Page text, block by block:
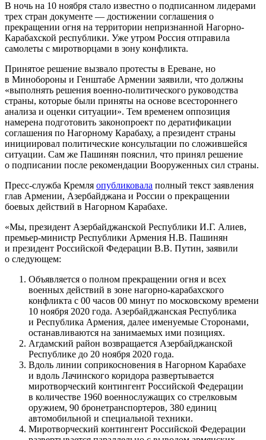
В ночь на 10 ноября стало известно о подписанном лидерами
трех стран документе — достижении соглашения о
прекращении огня на территории непризнанной Нагорно-
Карабахской республики. Уже утром Россия отправила
самолеты с миротворцами в зону конфликта.
Принятое решение вызвало протесты в Ереване, но
в Минобороны и Генштабе Армении заявили, что должны
«выполнять решения военно-политического руководства
страны, которые были приняты на основе всестороннего
анализа и оценки ситуации». Тем временем оппозиция
намерена подготовить законопроект по дератификации
соглашения по Нагорному Карабаху, а президент страны
инициировал политические консультации по сложившейся
ситуации. Сам же Пашинян пояснил, что принял решение
о подписании после рекомендации Вооруженных сил страны.
Пресс-служба Кремля опубликовала полный текст заявления
глав Армении, Азербайджана и России о прекращении
боевых действий в Нагорном Карабахе.
«Мы, президент Азербайджанской Республики И.Г. Алиев,
премьер-министр Республики Армения Н.В. Пашинян
и президент Российской Федерации В.В. Путин, заявили
о следующем:
Объявляется о полном прекращении огня и всех
военных действий в зоне нагорно-карабахского
конфликта с 00 часов 00 минут по московскому времени
10 ноября 2020 года. Азербайджанская Республика
и Республика Армения, далее именуемые Сторонами,
останавливаются на занимаемых ими позициях.
Агдамский район возвращается Азербайджанской
Республике до 20 ноября 2020 года.
Вдоль линии соприкосновения в Нагорном Карабахе
и вдоль Лачинского коридора развертывается
миротворческий контингент Российской Федерации
в количестве 1960 военнослужащих со стрелковым
оружием, 90 бронетранспортеров, 380 единиц
автомобильной и специальной техники.
Миротворческий контингент Российской Федерации